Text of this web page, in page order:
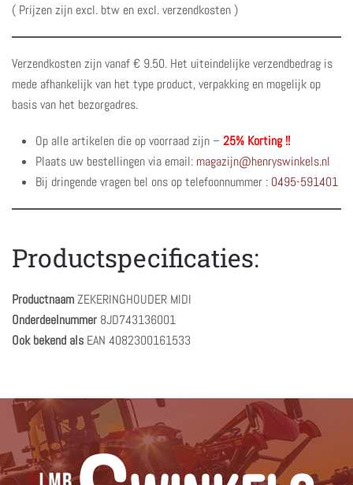
( Prijzen zijn excl. btw en excl. verzendkosten )
Verzendkosten zijn vanaf € 9.50. Het uiteindelijke verzendbedrag is
mede afhankelijk van het type product, verpakking en mogelijk op
basis van het bezorgadres.
Op alle artikelen die op voorraad zijn – 25% Korting !!
Plaats uw bestellingen via email: magazijn@henryswinkels.nl
Bij dringende vragen bel ons op telefoonnummer : 0495-591401
Productspecificaties:
ProductnaamZEKERINGHOUDER MIDI
Onderdeelnummer 8JD743136001
Ook bekend als EAN 4082300161533